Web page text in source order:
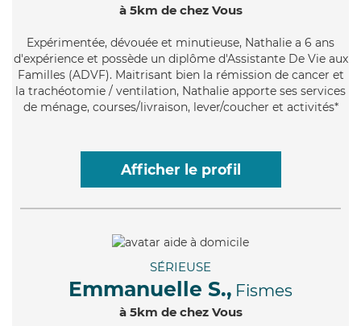
à 5km de chez Vous
Expérimentée, dévouée et minutieuse, Nathalie a 6 ans
d'expérience et possède un diplôme d'Assistante De Vie aux
Familles (ADVF). Maitrisant bien la rémission de cancer et
la trachéotomie / ventilation, Nathalie apporte ses services
de ménage, courses/livraison, lever/coucher et activités*
Afficher le profil
SÉRIEUSE
Emmanuelle S., Fismes
à 5km de chez Vous